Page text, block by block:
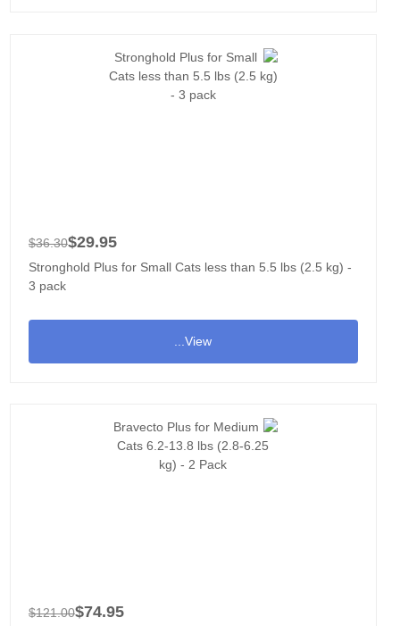
$29.95
$36.30
Stronghold Plus for Small Cats less than 5.5 lbs (2.5 kg) -
3 pack
View...
$74.95
$121.00